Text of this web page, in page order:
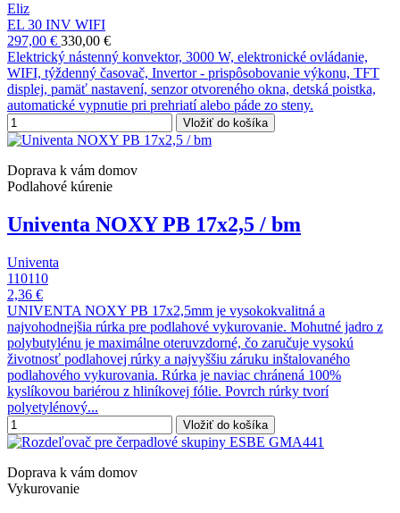
Eliz
EL 30 INV WIFI
297,00 € 330,00 €
Elektrický nástenný konvektor, 3000 W, elektronické ovládanie,
WIFI, týždenný časovač, Invertor - prispôsobovanie výkonu, TFT
displej, pamäť nastavení, senzor otvoreného okna, detská poistka,
automatické vypnutie pri prehriatí alebo páde zo steny.
Vložiť do košíka
Doprava k vám domov
Podlahové kúrenie
Univenta NOXY PB 17x2,5 / bm
Univenta
110110
2,36 €
UNIVENTA NOXY PB 17x2,5mm je vysokokvalitná a
najvohodnejšia rúrka pre podlahové vykurovanie. Mohutné jadro z
polybutylénu je maximálne oteruvzdorné, čo zaručuje vysokú
životnosť podlahovej rúrky a najvyššiu záruku inštalovaného
podlahového vykurovania. Rúrka je naviac chránená 100%
kyslíkovou bariérou z hliníkovej fólie. Povrch rúrky tvorí
polyetylénový...
Vložiť do košíka
Doprava k vám domov
Vykurovanie